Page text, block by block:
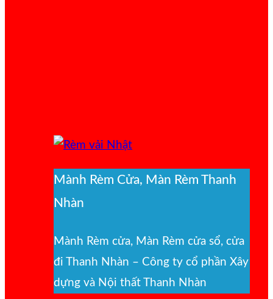
Mành Rèm Cửa, Màn Rèm Thanh
Nhàn
Mành Rèm cửa, Màn Rèm cửa sổ, cửa
đi Thanh Nhàn – Công ty cổ phần Xây
dựng và Nội thất Thanh Nhàn